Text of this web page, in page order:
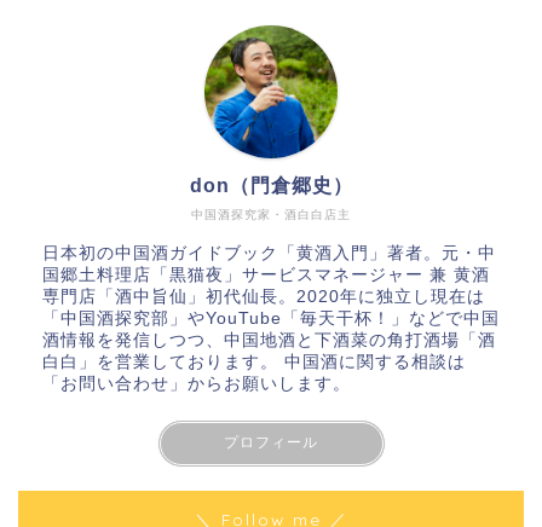
中国酒探究家・酒白白店主
don（門倉郷史）
日本初の中国酒ガイドブック「 黄酒入門 」著者。元・中
国郷土料理店「黒猫夜」サービスマネージャー 兼 黄酒
専門店「酒中旨仙」初代仙長。2020年に独立し現在は
「 中国酒探究部 」やYouTube 「毎天干杯！」 などで中国
酒情報を発信しつつ、中国地酒と下酒菜の角打酒場「酒
白白」を営業しております。 中国酒に関する相談は
「お問い合わせ」 からお願いします。
プロフィール
＼ Follow me ／